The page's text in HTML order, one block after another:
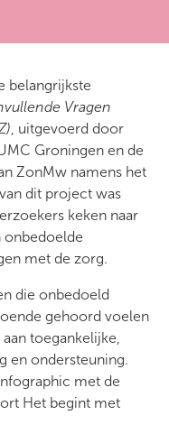
belangrijkste
Vragen
, uitgevoerd door
Groningen en de
ZonMw namens het
dit project was
keken naar
onbedoelde
met de zorg.
die onbedoeld
gehoord voelen
toegankelijke,
en ondersteuning.
met de
Het begint met